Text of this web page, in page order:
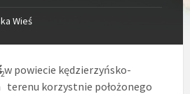
Wieś
w powiecie kędzierzyńsko-
2
terenu korzystnie położonego